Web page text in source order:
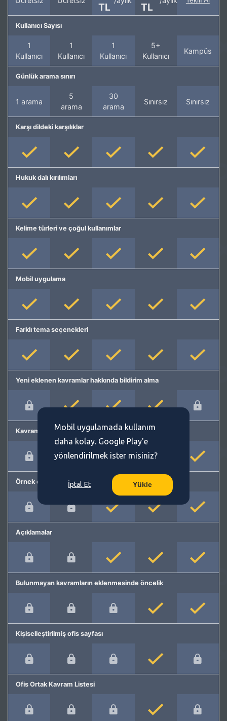
TL
TL
Kullanıcı Sayısı
1
Kullanıcı
1
Kullanıcı
1
Kullanıcı
5+
Kullanıcı
Kampüs
Günlük arama sınırı
1 arama
5
arama
30
arama
Sınırsız Sınırsız
Karşı dildeki karşılıklar
Hukuk dalı kırılımları
Kelime türleri ve çoğul kullanımlar
Mobil uygulama
Farklı tema seçenekleri
Yeni eklenen kavramlar hakkında bildirim alma
Kavram önerme
Örnek cümleler
Açıklamalar
Bulunmayan kavramların eklenmesinde öncelik
Kişiselleştirilmiş ofis sayfası
Ofis Ortak Kavram Listesi
Mobil uygulamada kullanım
daha kolay. Google Play'e
yönlendirilmek ister misiniz?
İptal Et Yükle